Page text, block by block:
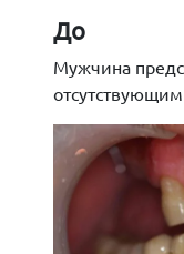
До
Мужчина